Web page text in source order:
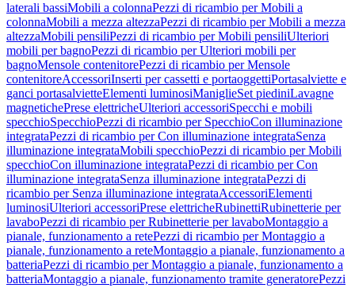
laterali bassiMobili a colonnaPezzi di ricambio per Mobili a
colonnaMobili a mezza altezzaPezzi di ricambio per Mobili a mezza
altezzaMobili pensiliPezzi di ricambio per Mobili pensiliUlteriori
mobili per bagnoPezzi di ricambio per Ulteriori mobili per
bagnoMensole contenitorePezzi di ricambio per Mensole
contenitoreAccessoriInserti per cassetti e portaoggettiPortasalviette e
ganci portasalvietteElementi luminosiManiglieSet piediniLavagne
magnetichePrese elettricheUlteriori accessoriSpecchi e mobili
specchioSpecchioPezzi di ricambio per SpecchioCon illuminazione
integrataPezzi di ricambio per Con illuminazione integrataSenza
illuminazione integrataMobili specchioPezzi di ricambio per Mobili
specchioCon illuminazione integrataPezzi di ricambio per Con
illuminazione integrataSenza illuminazione integrataPezzi di
ricambio per Senza illuminazione integrataAccessoriElementi
luminosiUlteriori accessoriPrese elettricheRubinettiRubinetterie per
lavaboPezzi di ricambio per Rubinetterie per lavaboMontaggio a
pianale, funzionamento a retePezzi di ricambio per Montaggio a
pianale, funzionamento a reteMontaggio a pianale, funzionamento a
batteriaPezzi di ricambio per Montaggio a pianale, funzionamento a
batteriaMontaggio a pianale, funzionamento tramite generatorePezzi